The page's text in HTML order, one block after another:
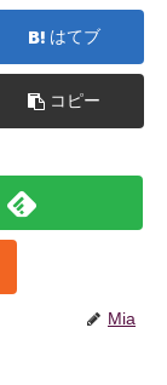
はてブ
コピー
Mia